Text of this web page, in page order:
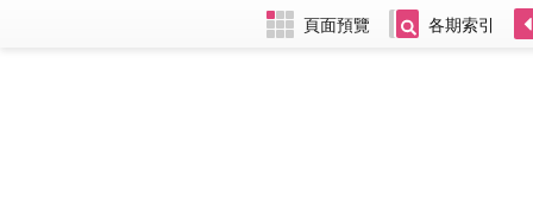
頁面預覽 各期索引